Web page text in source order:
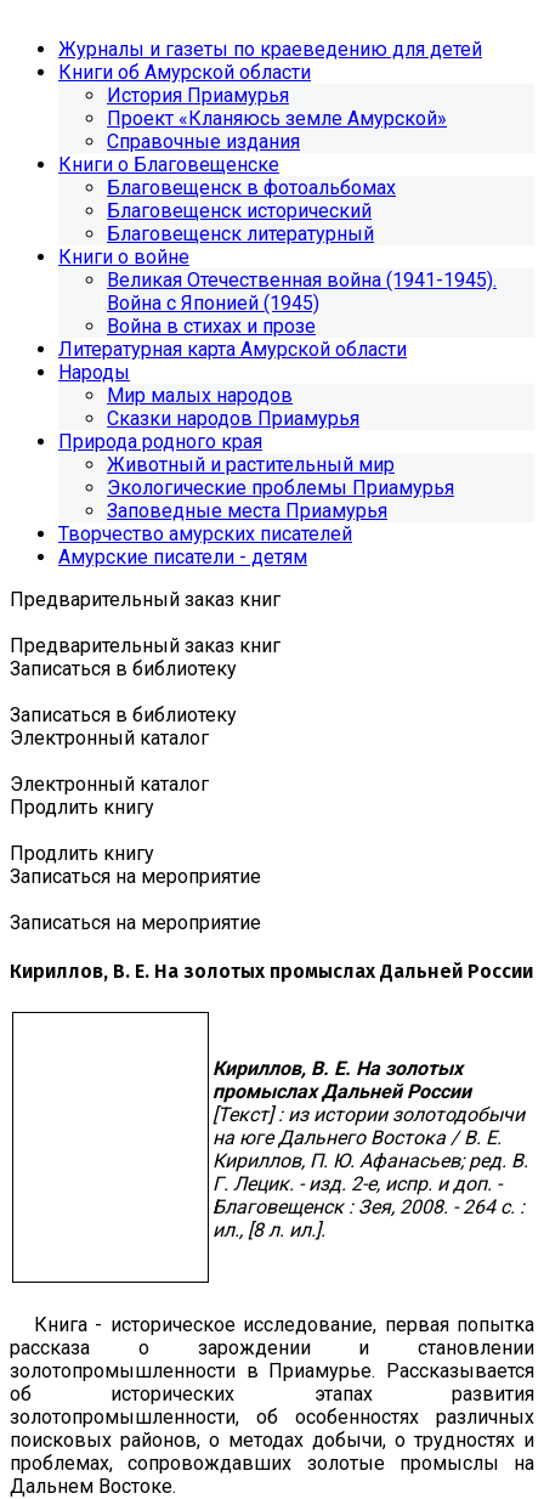
Журналы и газеты по краеведению для детей
Книги об Амурской области
История Приамурья
Проект «Кланяюсь земле Амурской»
Справочные издания
Книги о Благовещенске
Благовещенск в фотоальбомах
Благовещенск исторический
Благовещенск литературный
Книги о войне
Великая Отечественная война (1941-1945).
Война с Японией (1945)
Война в стихах и прозе
Литературная карта Амурской области
Народы
Мир малых народов
Сказки народов Приамурья
Природа родного края
Животный и растительный мир
Экологические проблемы Приамурья
Заповедные места Приамурья
Творчество амурских писателей
Амурские писатели - детям
Предварительный заказ книг
Предварительный заказ книг
Записаться в библиотеку
Записаться в библиотеку
Электронный каталог
Электронный каталог
Продлить книгу
Продлить книгу
Записаться на мероприятие
Записаться на мероприятие
Кириллов, В. Е. На золотых промыслах Дальней России
Кириллов, В. Е. На золотых
промыслах Дальней России
[Текст] : из истории золотодобычи
на юге Дальнего Востока / В. Е.
Кириллов, П. Ю. Афанасьев; ред. В.
Г. Лецик. - изд. 2-е, испр. и доп. -
Благовещенск : Зея, 2008. - 264 с. :
ил., [8 л. ил.].
Книга - историческое исследование, первая попытка
рассказа о зарождении и становлении
золотопромышленности в Приамурье. Рассказывается
об исторических этапах развития
золотопромышленности, об особенностях различных
поисковых районов, о методах добычи, о трудностях и
проблемах, сопровождавших золотые промыслы на
Дальнем Востоке.